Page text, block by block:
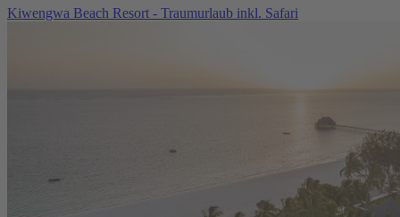
Kiwengwa Beach Resort - Traumurlaub inkl. Safari